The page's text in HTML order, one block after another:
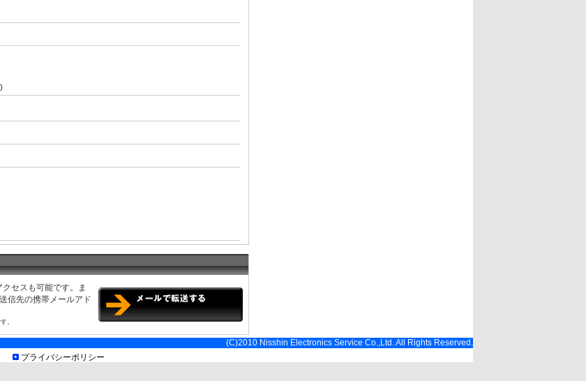
低地上高15cm
セスも可能です。ま
信先の携帯メールアド
。
(C)2010 Nisshin Electronics Service Co.,Ltd. All Rights Reserved.
プライバシーポリシー